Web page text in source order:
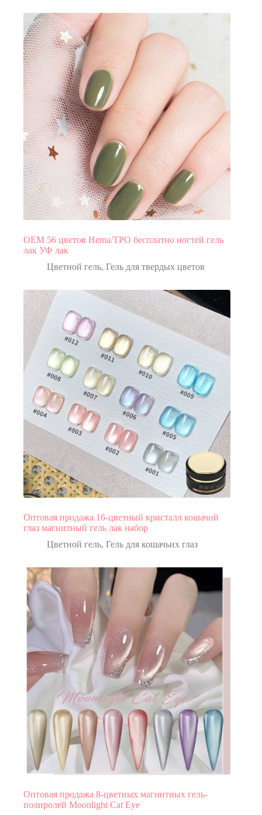
OEM 56 цветов Hema/TPO бесплатно ногтей гель
лак УФ лак
Цветной гель, Гель для твердых цветов
Оптовая продажа 16-цветный кристалл кошачий
глаз магнитный гель лак набор
Цветной гель, Гель для кошачьих глаз
Оптовая продажа 8-цветных магнитных гель-
полиролей Moonlight Cat Eye